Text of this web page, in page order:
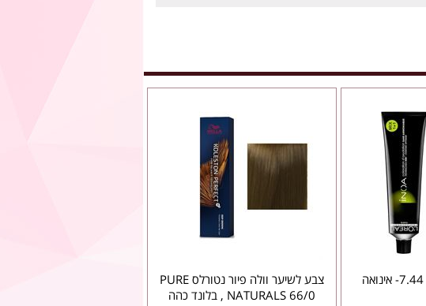
צבע לשיער וולה פיור נטורלס PURE
NATURALS 66/0 , בלונד כהה